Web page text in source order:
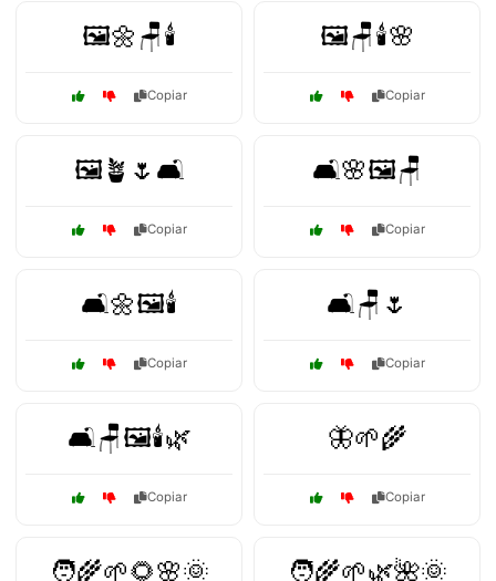
🖼️🌼🪑🕯️
Copiar
🖼️🪑🕯️🌸
Copiar
🖼️🪴🌷🛋️
Copiar
🛋️🌸🖼️🪑
Copiar
🛋️🌼🖼️🕯️
Copiar
🛋️🪑🌷
Copiar
🛋️🪑🖼️🕯️🌿
Copiar
🦋🌱🌾
Copiar
🧑‍🌾🌱🌻🌸🌞 🧑‍🌾🌱🌿🌺🌞